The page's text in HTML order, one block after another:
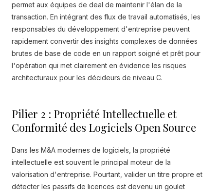
permet aux équipes de deal de maintenir l'élan de la
transaction. En intégrant des flux de travail automatisés, les
responsables du développement d'entreprise peuvent
rapidement convertir des insights complexes de données
brutes de base de code en un rapport soigné et prêt pour
l'opération qui met clairement en évidence les risques
architecturaux pour les décideurs de niveau C.
Pilier 2 : Propriété Intellectuelle et
Conformité des Logiciels Open Source
Dans les M&A modernes de logiciels, la propriété
intellectuelle est souvent le principal moteur de la
valorisation d'entreprise. Pourtant, valider un titre propre et
détecter les passifs de licences est devenu un goulet